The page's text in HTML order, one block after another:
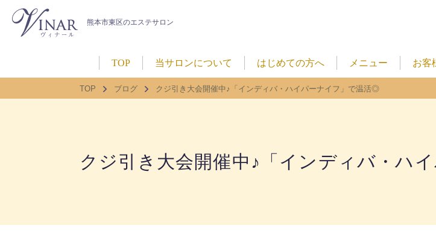
熊本市東区のエステサロン
TOP 当サロンについて はじめての方へ メニュー お客
TOP ブログ クジ引き大会開催中♪「インディバ・ハイパーナイフ」で温活◎
クジ引き大会開催中♪「インディバ・ハ